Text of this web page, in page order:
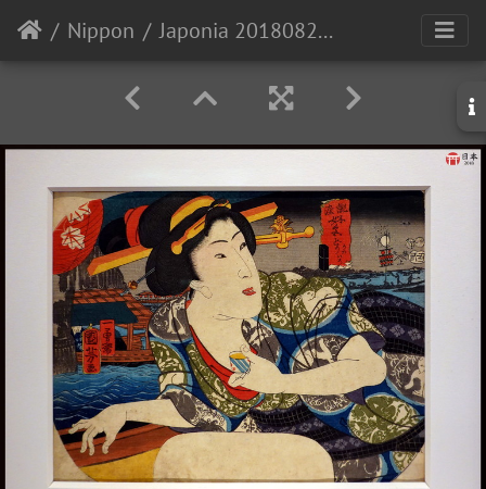
Nippon Japonia 20180826 145603